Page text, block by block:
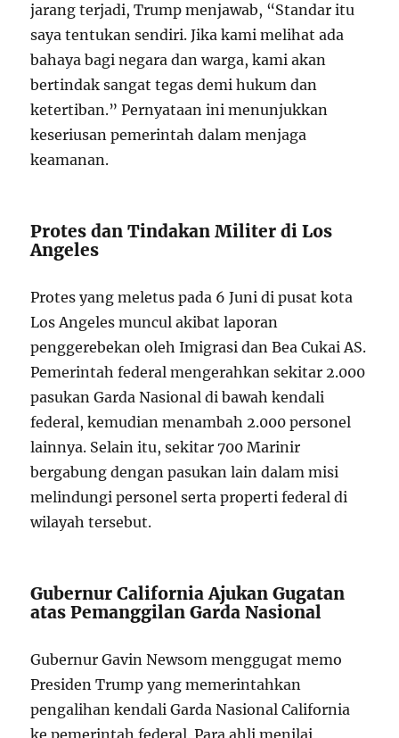
jarang terjadi, Trump menjawab, “Standar itu
saya tentukan sendiri. Jika kami melihat ada
bahaya bagi negara dan warga, kami akan
bertindak sangat tegas demi hukum dan
ketertiban.” Pernyataan ini menunjukkan
keseriusan pemerintah dalam menjaga
keamanan.
Protes dan Tindakan Militer di Los
Angeles
Protes yang meletus pada 6 Juni di pusat kota
Los Angeles muncul akibat laporan
penggerebekan oleh Imigrasi dan Bea Cukai AS.
Pemerintah federal mengerahkan sekitar 2.000
pasukan Garda Nasional di bawah kendali
federal, kemudian menambah 2.000 personel
lainnya. Selain itu, sekitar 700 Marinir
bergabung dengan pasukan lain dalam misi
melindungi personel serta properti federal di
wilayah tersebut.
Gubernur California Ajukan Gugatan
atas Pemanggilan Garda Nasional
Gubernur Gavin Newsom menggugat memo
Presiden Trump yang memerintahkan
pengalihan kendali Garda Nasional California